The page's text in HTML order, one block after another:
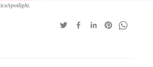
spotlight.